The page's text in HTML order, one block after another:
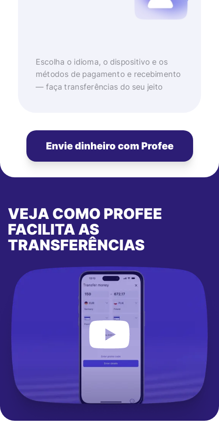
Escolha o idioma, o dispositivo e os
métodos de pagamento e recebimento
— faça transferências do seu jeito
Envie dinheiro com Profee
VEJA COMO PROFEE
FACILITA AS
TRANSFERÊNCIAS